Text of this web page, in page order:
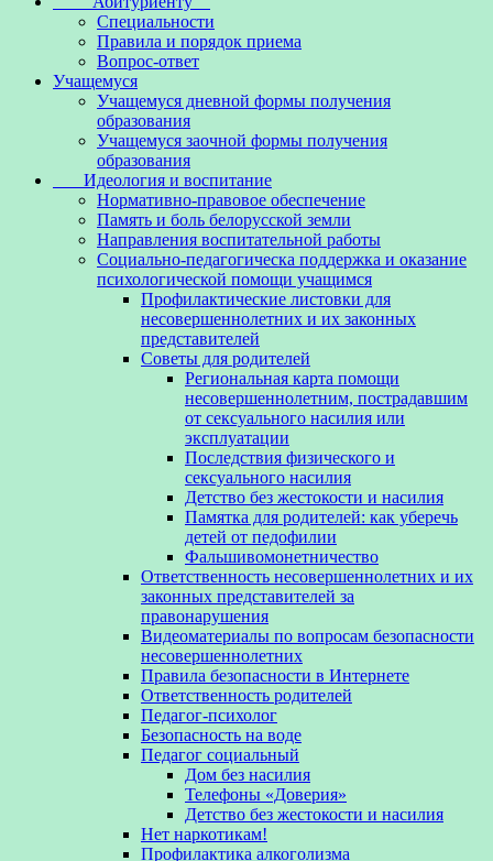
Специальности
Правила и порядок приема
Вопрос-ответ
Учащемуся
Учащемуся дневной формы получения
образования
Учащемуся заочной формы получения
образования
Идеология и воспитание
Нормативно-правовое обеспечение
Память и боль белорусской земли
Направления воспитательной работы
Социально-педагогическа поддержка и оказание
психологической помощи учащимся
Профилактические листовки для
несовершеннолетних и их законных
представителей
Советы для родителей
Региональная карта помощи
несовершеннолетним, пострадавшим
от сексуального насилия или
эксплуатации
Последствия физического и
сексуального насилия
Детство без жестокости и насилия
Памятка для родителей: как уберечь
детей от педофилии
Фальшивомонетничество
Ответственность несовершеннолетних и их
законных представителей за
правонарушения
Видеоматериалы по вопросам безопасности
несовершеннолетних
Правила безопасности в Интернете
Ответственность родителей
Педагог-психолог
Безопасность на воде
Педагог социальный
Дом без насилия
Телефоны «Доверия»
Детство без жестокости и насилия
Нет наркотикам!
Профилактика алкоголизма